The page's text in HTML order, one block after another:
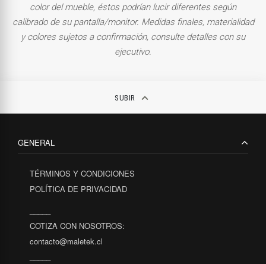
color del mueble, éstos podrían lucir diferentes según
calibrado de su pantalla/monitor. Medidas finales, materialidad
y colores sujetos a confirmación, consulte detalles con su
ejecutivo.
SUBIR keyboard_arrow_up
GENERAL
TÉRMINOS Y CONDICIONES
POLÍTICA DE PRIVACIDAD
COTIZA CON NOSOTROS:
contacto@maletek.cl